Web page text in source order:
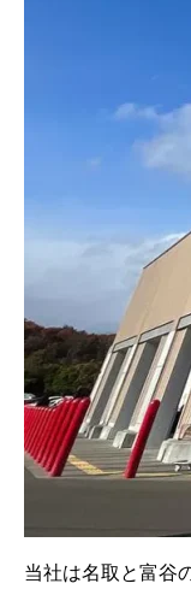
当社は名取と富谷